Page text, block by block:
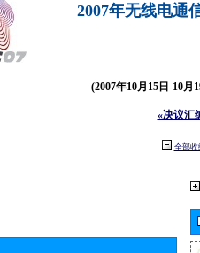
2007年无线电通
(2007年10月15日-10月
«决议汇
全部收